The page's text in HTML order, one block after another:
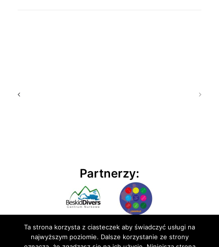
Partnerzy:
Ta strona korzysta z ciasteczek aby świadczyć usługi na
najwyższym poziomie. Dalsze korzystanie ze strony